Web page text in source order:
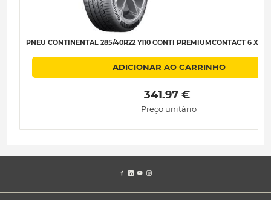
PNEU CONTINENTAL 285/40R22 Y110 CONTI PREMIUMCONTACT 6 XL
ADICIONAR AO CARRINHO
341.97 €
Preço unitário